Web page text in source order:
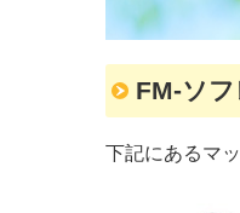
FM-ソフ
下記にあるマ